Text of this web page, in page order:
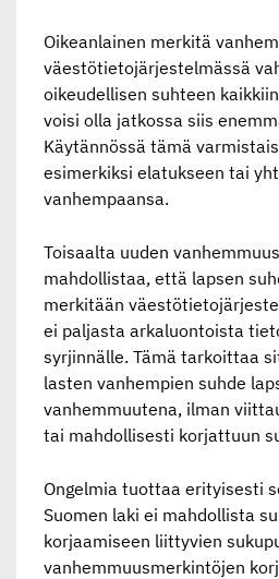
Oikeanlainen merkitä
väestötietojärjestelmässä
oikeudellisen suhteen
voisi olla jatkossa siis
Käytännössä tämä
esimerkiksi elatukseen tai
vanhempaansa.
Toisaalta uuden
mahdollistaa, että lapsen
merkitään
ei paljasta arkaluontoista
syrjinnälle. Tämä tarkoittaa
lasten vanhempien suhde
vanhemmuutena, ilman
tai mahdollisesti korjattuun
Ongelmia tuottaa erityisesti
Suomen laki ei mahdollista
korjaamiseen liittyvien
vanhemmuusmerkintöjen